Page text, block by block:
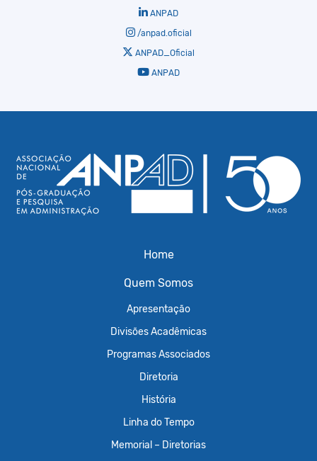
ANPAD
/anpad.oficial
ANPAD_Oficial
ANPAD
Home
Quem Somos
Apresentação
Divisões Acadêmicas
Programas Associados
Diretoria
História
Linha do Tempo
Memorial – Diretorias